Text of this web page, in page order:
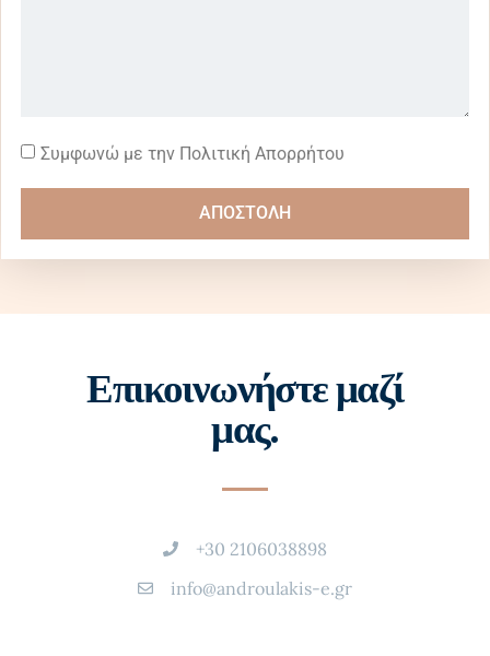
Συμφωνώ με την Πολιτική Απορρήτου
ΑΠΟΣΤΟΛΗ
Επικοινωνήστε μαζί
μας.
+30 2106038898
info@androulakis-e.gr